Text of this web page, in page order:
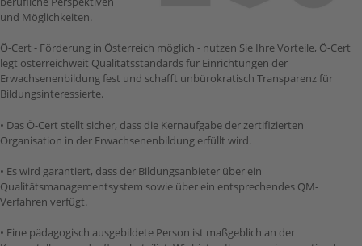
und Möglichkeiten.
Ö-Cert - Förderung in Österreich möglich - nutzen Sie Ihre Vorteile, Ö-Cert
legt österreichweit Qualitätsstandards für Einrichtungen der
Erwachsenenbildung fest und schafft unbürokratisch Transparenz für
Bildungsinteressierte.
• Das Ö-Cert stellt sicher, dass die Kernaufgabe der zertifizierten
Organisation in der Erwachsenenbildung erfüllt wird.
• Es wird garantiert, dass der Bildungsanbieter über ein
Qualitätsmanagementsystem sowie über ein entsprechendes QM-
Verfahren verfügt.
• Eine pädagogisch ausgebildete Person ist maßgeblich an der